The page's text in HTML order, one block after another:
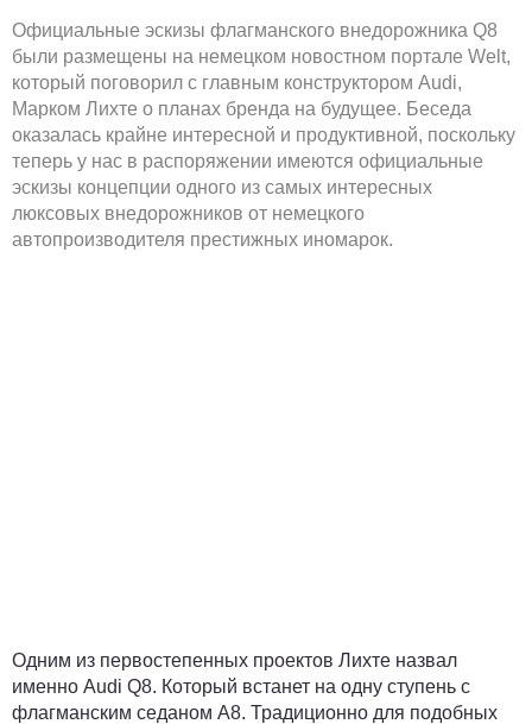
Официальные эскизы флагманского внедорожника Q8
были размещены на немецком новостном портале Welt,
который поговорил с главным конструктором Audi,
Марком Лихте о планах бренда на будущее. Беседа
оказалась крайне интересной и продуктивной, поскольку
теперь у нас в распоряжении имеются официальные
эскизы концепции одного из самых интересных
люксовых внедорожников от немецкого
автопроизводителя престижных иномарок.
Одним из первостепенных проектов Лихте назвал
именно Audi Q8. Который встанет на одну ступень с
флагманским седаном A8. Традиционно для подобных